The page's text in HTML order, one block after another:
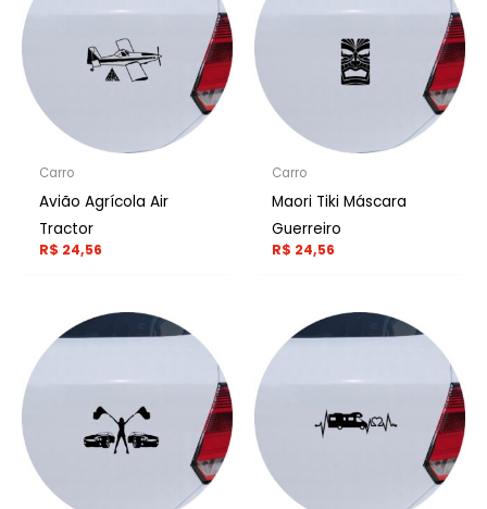
Carro
Avião Agrícola Air
Tractor
R$ 24,56
Carro
Maori Tiki Máscara
Guerreiro
R$ 24,56